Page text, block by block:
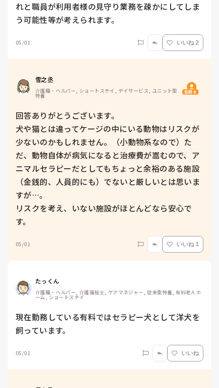
れと職員が利用者様の見守り業務を疎かにしてしま
う可能性等が考えられます。
05/01 いいね 2
雪之丞
介護職・ヘルパー, ショートステイ, デイサービス, ユニット型
特養 質問主
回答ありがとうございます。
犬や猫とは違ってケージの中にいる動物はリスクが
少ないのかもしれません。（小動物系なので）た
だ、動物自体が病気になると治療費が嵩むので、ア
ニマルセラピーだとしてもちょっと余裕のある施設
（金銭的、人員的にも）でないと厳しいとは思いま
すが…。
リスクを考え、いない施設がほとんどなら安心で
す。
05/01 いいね 1
たっくん
介護職・ヘルパー, 介護福祉士, ケアマネジャー, 従来型特養, 有料老人ホ
ーム, ショートステイ
現在勤務している有料ではセラピー犬として洋犬を
飼っています。
05/01 いいね